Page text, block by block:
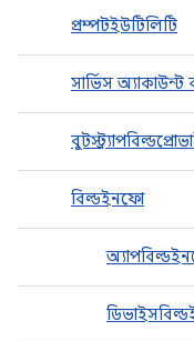
প্রম্পটইউটিলিটি
সার্ভিস অ্যাকাউন্ট
বিল্ডইনফো